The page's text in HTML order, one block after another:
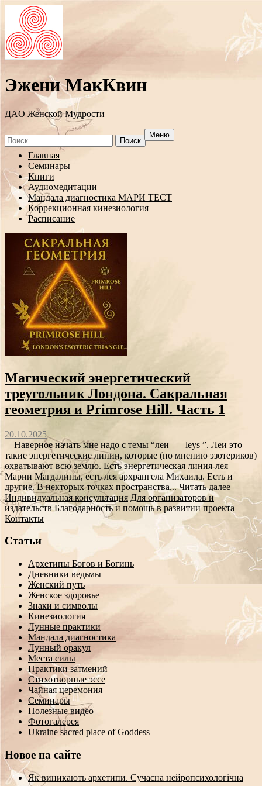
Эжени МакКвин
ДAO Женской Мудрости
Search
for:
Меню
Перейти
содержанию
Главная
Семинары
Книги
Аудиомедитации
Мандала диагностика МАРИ ТЕСТ
Коррекционная кинезиология
Расписание
Магический энергетический
треугольник Лондона. Сакральная
геометрия и Primrose Hill. Часть 1
20.10.2025
Наверное начать мне надо с темы “леи — leys ”. Леи это
такие энергетические линии, которые (по мнению эзотериков)
охватывают всю землю. Есть энергетическая линия-лея
Марии Магдалины, есть лея архрангела Михаила. Есть и
другие. В некторых точках пространства...Читать далее
Индивидуальная консультация Для организаторов и
издательств Благодарность и помощь в развитии проекта
Контакты
Статьи
Архетипы Богов и Богинь
Дневники ведьмы
Женский путь
Женское здоровье
Знаки и символы
Кинезиология
Лунные практики
Мандала диагностика
Лунный оракул
Места силы
Практики затмений
Стихотворные эссе
Чайная церемония
Семинары
Полезные видео
Фотогалерея
Ukraine sacred place of Goddess
Новое на сайте
Як виникають архетипи. Сучасна нейропсихологічна